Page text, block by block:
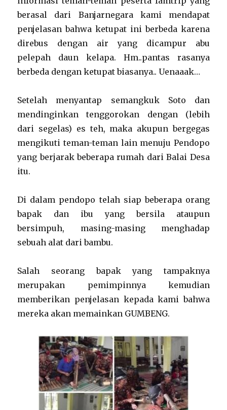
berasal dari Banjarnegara kami mendapat
penjelasan bahwa ketupat ini berbeda karena
direbus dengan air yang dicampur abu
pelepah daun kelapa. Hm..pantas rasanya
berbeda dengan ketupat biasanya.. Uenaaak…
Setelah menyantap semangkuk Soto dan
mendinginkan tenggorokan dengan (lebih
dari segelas) es teh, maka akupun bergegas
mengikuti teman-teman lain menuju Pendopo
yang berjarak beberapa rumah dari Balai Desa
itu.
Di dalam pendopo telah siap beberapa orang
bapak dan ibu yang bersila ataupun
bersimpuh, masing-masing menghadap
sebuah alat dari bambu.
Salah seorang bapak yang tampaknya
merupakan pemimpinnya kemudian
memberikan penjelasan kepada kami bahwa
mereka akan memainkan GUMBENG.